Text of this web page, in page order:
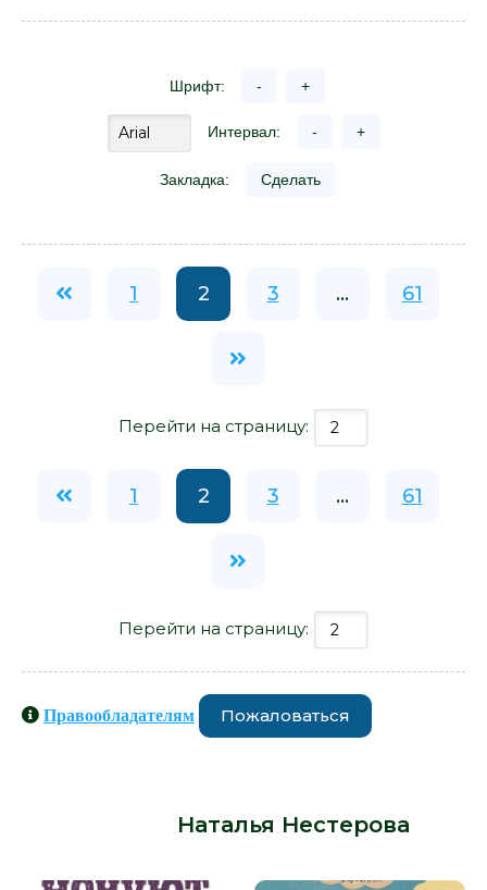
Шрифт: - +
Интервал: - +
Закладка: Сделать
1 2 3 ... 61
Перейти на страницу:
1 2 3 ... 61
Перейти на страницу:
Правообладателям Пожаловаться
Наталья Нестерова